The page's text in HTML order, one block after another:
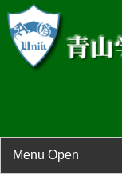
Menu Open